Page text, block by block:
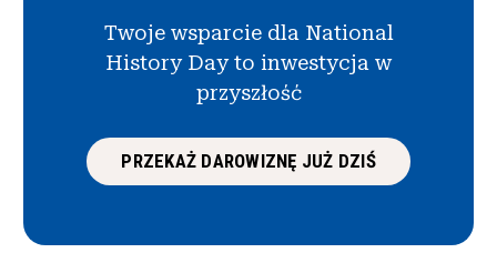
Twoje wsparcie dla National
History Day to inwestycja w
przyszłość
PRZEKAŻ DAROWIZNĘ JUŻ DZIŚ